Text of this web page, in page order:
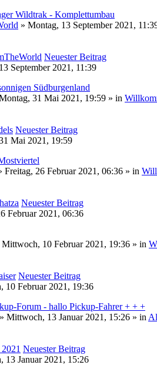
Wildtrak - Komplettumbau
» Montag, 13 September 2021,
Neuester Beitrag
September 2021, 11:39
Südburgenland
31 Mai 2021, 19:59 » in
Neuester Beitrag
Mai 2021, 19:59
Freitag, 26 Februar 2021, 06:36 » in
Neuester Beitrag
Februar 2021, 06:36
10 Februar 2021, 19:36 » in
Neuester Beitrag
10 Februar 2021, 19:36
Forum - hallo Pickup-Fahrer + + +
» Mittwoch, 13 Januar 2021, 15:26 » in
Neuester Beitrag
13 Januar 2021, 15:26